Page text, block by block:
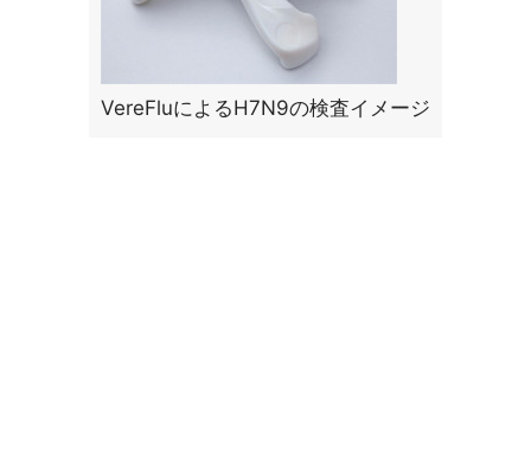
VereFluによるH7N9の検査イメージ